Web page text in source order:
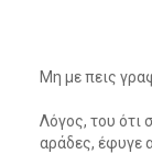
Μη με πεις
Λόγος, του ότι
αράδες, έφυγε